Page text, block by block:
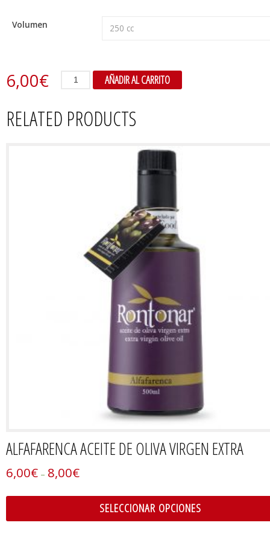
Volumen
6,00€
Canetera
aceite
virgen
extra
AÑADIR AL CARRITO
RELATED PRODUCTS
ALFAFARENCA ACEITE DE OLIVA VIRGEN EXTRA
6,00€ – 8,00€
SELECCIONAR OPCIONES